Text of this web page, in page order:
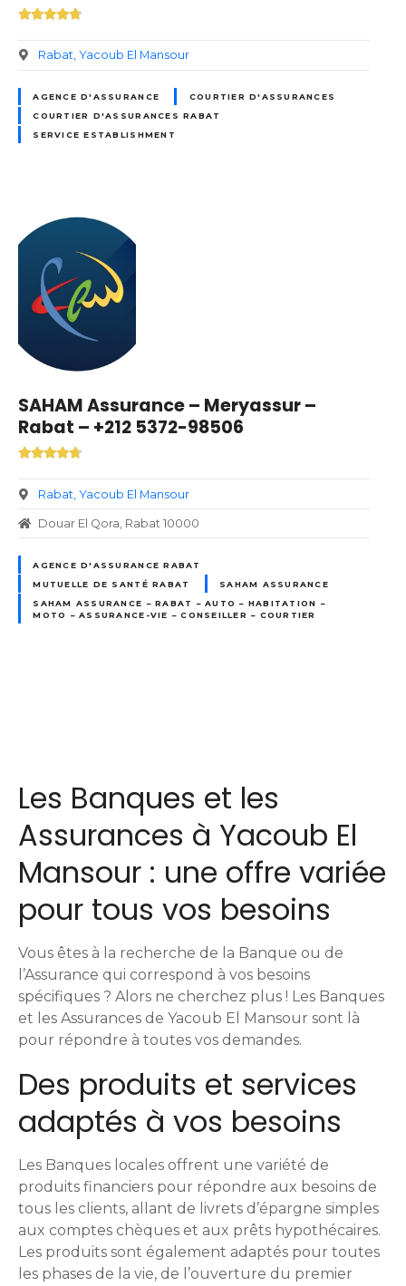
Rabat Yacoub El Mansour
AGENCE D'ASSURANCE
COURTIER D'ASSURANCES
COURTIER D'ASSURANCES RABAT
SERVICE ESTABLISHMENT
SAHAM Assurance – Meryassur –
Rabat – +212 5372-98506
Rabat Yacoub El Mansour
Douar El Qora, Rabat 10000
AGENCE D'ASSURANCE RABAT
MUTUELLE DE SANTÉ RABAT
SAHAM ASSURANCE
SAHAM ASSURANCE – RABAT – AUTO – HABITATION –
MOTO – ASSURANCE-VIE – CONSEILLER – COURTIER
v
i
g
a
t
i
o
n
d
e
s
m
e
Les Banques et les
Assurances à Yacoub El
Mansour : une offre variée
pour tous vos besoins
Vous êtes à la recherche de la Banque ou de
l’Assurance qui correspond à vos besoins
spécifiques ? Alors ne cherchez plus ! Les Banques
et les Assurances de Yacoub El Mansour sont là
pour répondre à toutes vos demandes.
Des produits et services
adaptés à vos besoins
Les Banques locales offrent une variété de
produits financiers pour répondre aux besoins de
tous les clients, allant de livrets d’épargne simples
aux comptes chèques et aux prêts hypothécaires.
Les produits sont également adaptés pour toutes
les phases de la vie, de l’ouverture du premier